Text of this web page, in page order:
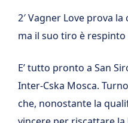
2′ Vagner Love prova
ma il suo tiro è respinto
E’ tutto pronto a San
Inter-Cska Mosca.
che, nonostante la